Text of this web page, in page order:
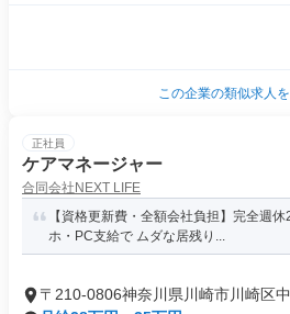
この企業の類似求人
正社員
ケアマネージャー
合同会社NEXT LIFE
【資格更新費・全額会社負担】完全週
ホ・PC支給で ムダな居残り...
〒210-0806神奈川県川崎市川崎区